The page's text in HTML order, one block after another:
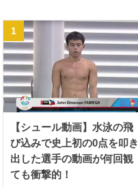
【シュール動画】水泳の飛
び込みで史上初の0点を叩き
出した選手の動画が何回観
ても衝撃的！